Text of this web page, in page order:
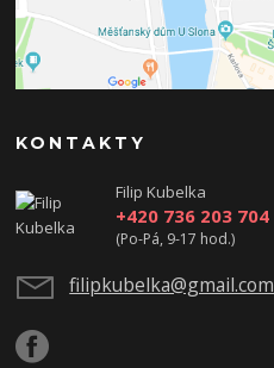
KONTAKTY
Filip Kubelka
+420 736 203 704
(Po-Pá, 9-17 hod.)
filipkubelka@gmail.com